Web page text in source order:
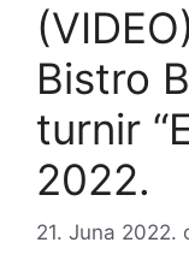
Bistro
turnir
2022.
21. Juna 2022.